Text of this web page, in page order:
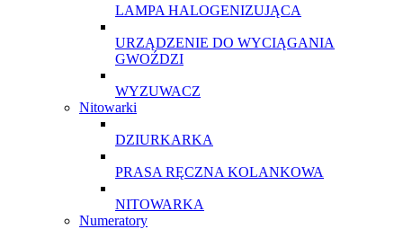
LAMPA HALOGENIZUJĄCA
URZĄDZENIE DO WYCIĄGANIA
GWOŹDZI
WYZUWACZ
Nitowarki
DZIURKARKA
PRASA RĘCZNA KOLANKOWA
NITOWARKA
Numeratory